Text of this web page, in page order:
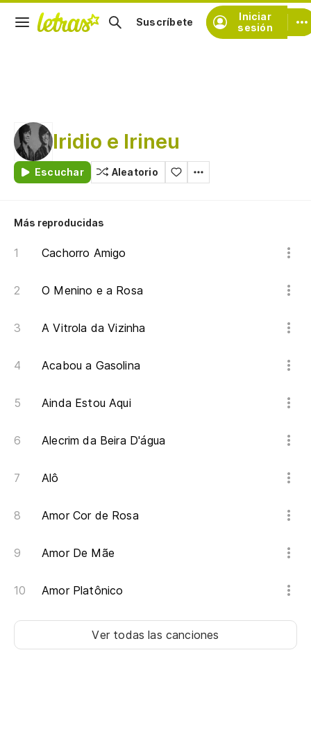
Iniciar
sesión
Suscríbete
Iridio e Irineu
Escuchar Aleatorio
Más reproducidas
Cachorro Amigo
O Menino e a Rosa
A Vitrola da Vizinha
Acabou a Gasolina
Ainda Estou Aqui
Alecrim da Beira D'água
Alô
Amor Cor de Rosa
Amor De Mãe
Amor Platônico
Ver todas las canciones